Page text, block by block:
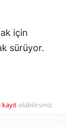
için
sürüyor.
kayıt olabilirsiniz.